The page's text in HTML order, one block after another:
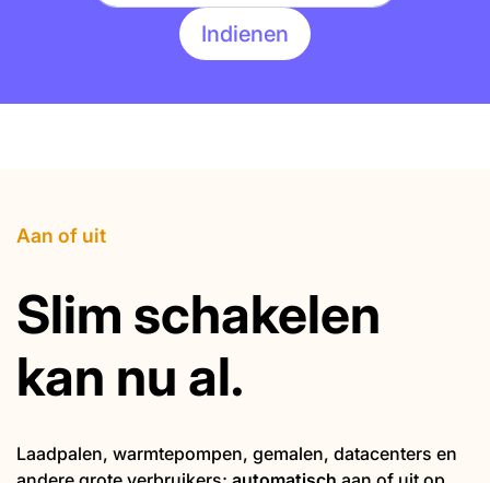
Aan of uit
Slim schakelen
kan nu al.
Laadpalen, warmtepompen, gemalen, datacenters en